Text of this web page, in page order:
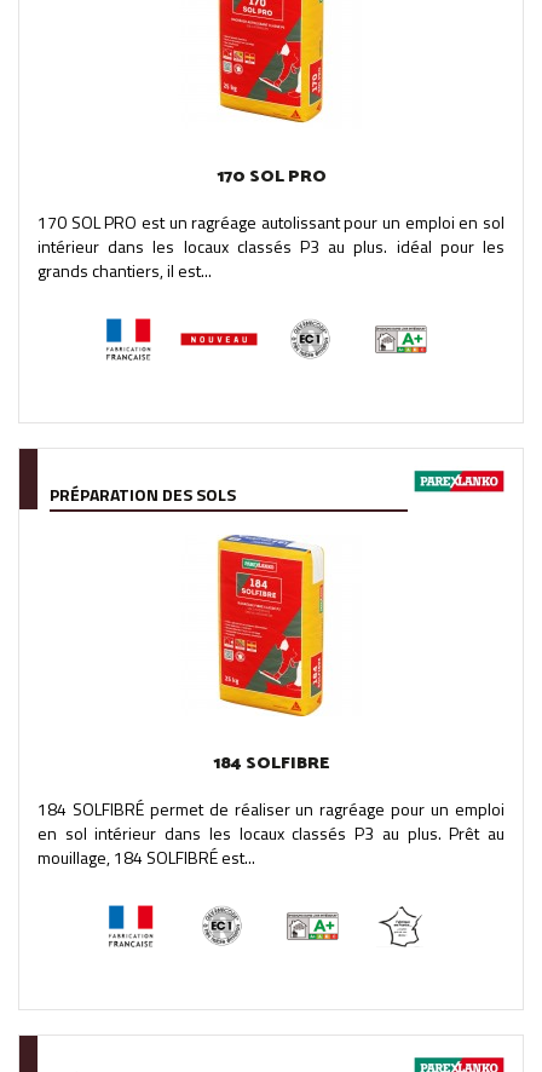
170 SOL PRO
170 SOL PRO est un ragréage autolissant pour un emploi en sol
intérieur dans les locaux classés P3 au plus. idéal pour les
grands chantiers, il est...
PRÉPARATION DES SOLS
184 SOLFIBRE
184 SOLFIBRÉ permet de réaliser un ragréage pour un emploi
en sol intérieur dans les locaux classés P3 au plus. Prêt au
mouillage, 184 SOLFIBRÉ est...